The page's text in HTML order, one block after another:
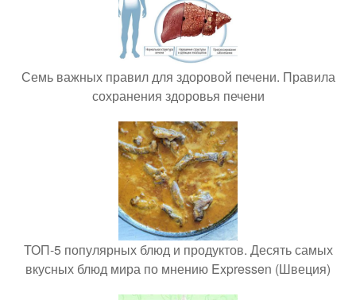
Семь важных правил для здоровой печени. Правила
сохранения здоровья печени
ТОП-5 популярных блюд и продуктов. Десять самых
вкусных блюд мира по мнению Expressen (Швеция)